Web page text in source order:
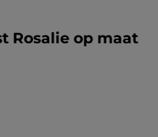
Rosalie op maat